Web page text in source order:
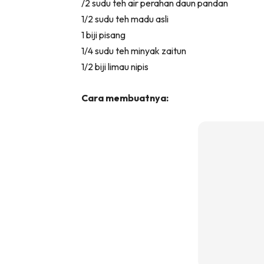
/2 sudu teh air perahan daun pandan
1/2 sudu teh madu asli
1 biji pisang
1/4 sudu teh minyak zaitun
1/2 biji limau nipis
Cara membuatnya: